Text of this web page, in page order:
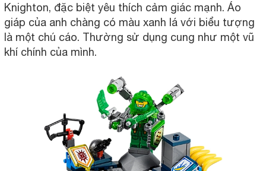
Knighton, đặc biệt yêu thích cảm giác mạnh. Áo
giáp của anh chàng có màu xanh lá với biểu tượng
là một chú cáo. Thường sử dụng cung như một vũ
khí chính của mình.